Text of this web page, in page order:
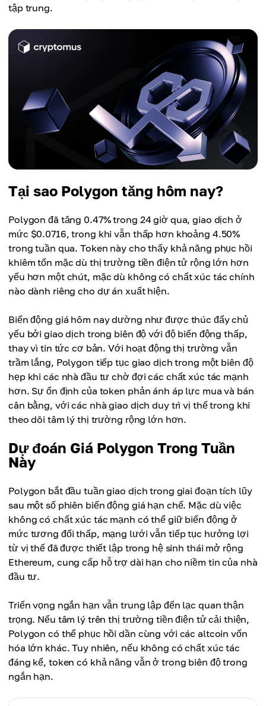
tập trung.
Tại sao Polygon tăng hôm nay?
Polygon đã tăng 0.47% trong 24 giờ qua, giao dịch ở
mức $0.0716, trong khi vẫn thấp hơn khoảng 4.50%
trong tuần qua. Token này cho thấy khả năng phục hồi
khiêm tốn mặc dù thị trường tiền điện tử rộng lớn hơn
yếu hơn một chút, mặc dù không có chất xúc tác chính
nào dành riêng cho dự án xuất hiện.
Biến động giá hôm nay dường như được thúc đẩy chủ
yếu bởi giao dịch trong biên độ với độ biến động thấp,
thay vì tin tức cơ bản. Với hoạt động thị trường vẫn
trầm lắng, Polygon tiếp tục giao dịch trong một biên độ
hẹp khi các nhà đầu tư chờ đợi các chất xúc tác mạnh
hơn. Sự ổn định của token phản ánh áp lực mua và bán
cân bằng, với các nhà giao dịch duy trì vị thế trong khi
theo dõi tâm lý thị trường rộng lớn hơn.
Dự đoán Giá Polygon Trong Tuần
Này
Polygon bắt đầu tuần giao dịch trong giai đoạn tích lũy
sau một số phiên biến động giá hạn chế. Mặc dù việc
không có chất xúc tác mạnh có thể giữ biến động ở
mức tương đối thấp, mạng lưới vẫn tiếp tục hưởng lợi
từ vị thế đã được thiết lập trong hệ sinh thái mở rộng
Ethereum, cung cấp hỗ trợ dài hạn cho niềm tin của nhà
đầu tư.
Triển vọng ngắn hạn vẫn trung lập đến lạc quan thận
trọng. Nếu tâm lý trên thị trường tiền điện tử cải thiện,
Polygon có thể phục hồi dần cùng với các altcoin vốn
hóa lớn khác. Tuy nhiên, nếu không có chất xúc tác
đáng kể, token có khả năng vẫn ở trong biên độ trong
ngắn hạn.